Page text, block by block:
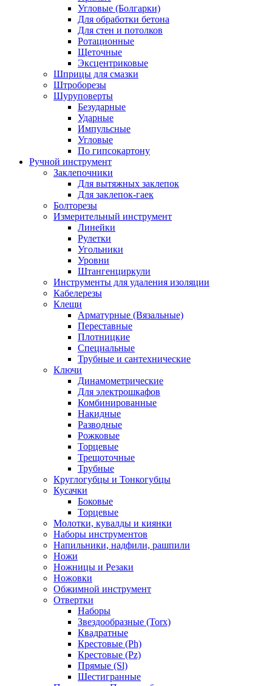
Угловые (Болгарки)
Для обработки бетона
Для стен и потолков
Ротационные
Щеточные
Эксцентриковые
Шприцы для смазки
Штроборезы
Шуруповерты
Безударные
Ударные
Импульсные
Угловые
По гипсокартону
Ручной инструмент
Заклепочники
Для вытяжных заклепок
Для заклепок-гаек
Болторезы
Измерительный инструмент
Линейки
Рулетки
Угольники
Уровни
Штангенциркули
Инструменты для удаления изоляции
Кабелерезы
Клещи
Арматурные (Вязальные)
Переставные
Плотницкие
Специальные
Трубные и сантехнические
Ключи
Динамометрические
Для электрошкафов
Комбинированные
Накидные
Разводные
Рожковые
Торцевые
Трещоточные
Трубные
Круглогубцы и Тонкогубцы
Кусачки
Боковые
Торцевые
Молотки, кувалды и киянки
Наборы инструментов
Напильники, надфили, рашпили
Ножи
Ножницы и Резаки
Ножовки
Обжимной инструмент
Отвертки
Наборы
Звездообразные (Torx)
Квадратные
Крестовые (Ph)
Крестовые (Pz)
Прямые (Sl)
Шестигранные